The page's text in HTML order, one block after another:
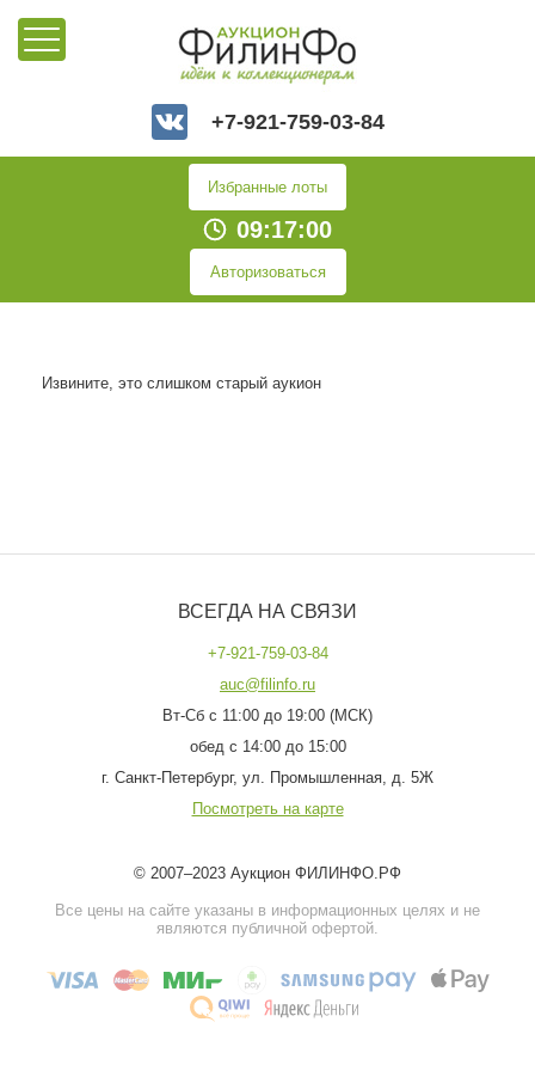
+7-921-759-03-84
Избранные лоты
09:17:00
Авторизоваться
Извините, это слишком старый аукион
ВСЕГДА НА СВЯЗИ
+7-921-759-03-84
auc@filinfo.ru
Вт-Сб с 11:00 до 19:00 (МСК)
обед с 14:00 до 15:00
г. Санкт-Петербург, ул. Промышленная, д. 5Ж
Посмотреть на карте
© 2007–2023 Аукцион ФИЛИНФО.РФ
Все цены на сайте указаны в информационных целях и не
являются публичной офертой.